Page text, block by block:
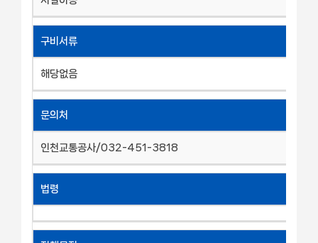
구비서류
해당없음
문의처
인천교통공사/032-451-3818
법령